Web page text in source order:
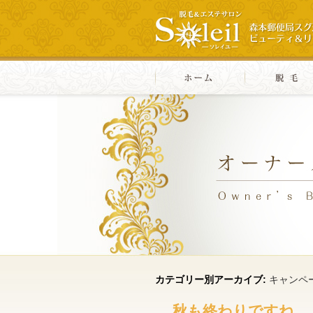
カテゴリー別アーカイブ: キャンペ